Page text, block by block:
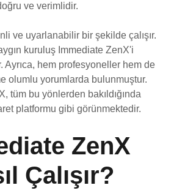
ve verimlidir.
ve uyarlanabilir bir şekilde çalışır.
kuruluş Immediate ZenX'i
Ayrıca, hem profesyoneller hem de
olumlu yorumlarda bulunmuştur.
tüm bu yönlerden bakıldığında
platformu gibi görünmektedir.
ZenX
Çalışır?